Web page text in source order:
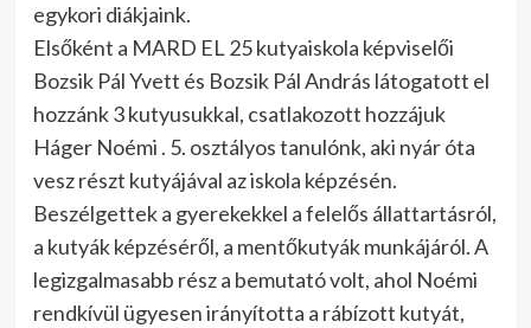
egykori diákjaink.
Elsőként a MARD EL 25 kutyaiskola képviselői
Bozsik Pál Yvett és Bozsik Pál András látogatott el
hozzánk 3 kutyusukkal, csatlakozott hozzájuk
Háger Noémi . 5. osztályos tanulónk, aki nyár óta
vesz részt kutyájával az iskola képzésén.
Beszélgettek a gyerekekkel a felelős állattartásról,
a kutyák képzéséről, a mentőkutyák munkájáról. A
legizgalmasabb rész a bemutató volt, ahol Noémi
rendkívül ügyesen irányította a rábízott kutyát,